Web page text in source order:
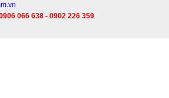
066 638 - 0902 226 359